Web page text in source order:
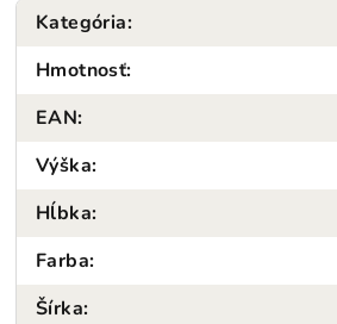
Kategória:
Hmotnosť:
EAN:
Výška:
Hĺbka:
Farba:
Šírka: